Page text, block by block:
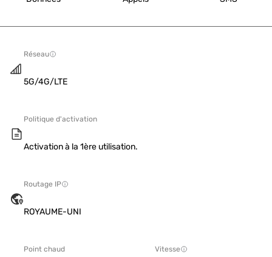
Réseau
5G/4G/LTE
Politique d'activation
Activation à la 1ère utilisation.
Routage IP
ROYAUME-UNI
Point chaud Vitesse